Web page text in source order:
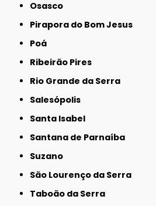
Osasco
Pirapora do Bom Jesus
Poá
Ribeirão Pires
Rio Grande da Serra
Salesópolis
Santa Isabel
Santana de Parnaíba
Suzano
São Lourenço da Serra
Taboão da Serra